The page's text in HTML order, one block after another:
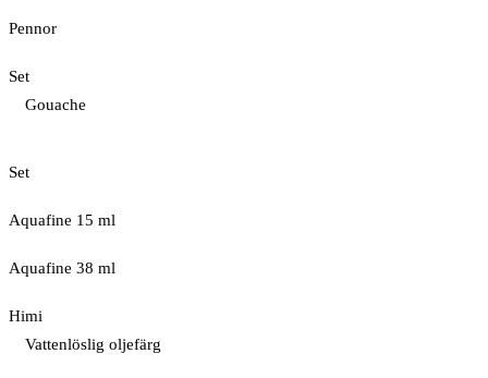
Pennor
Set
Gouache
Set
Aquafine 15 ml
Aquafine 38 ml
Himi
Vattenlöslig oljefärg